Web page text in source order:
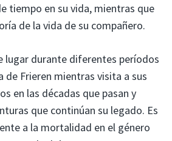
tiempo en su vida, mientras que
de la vida de su compañero.
lugar durante diferentes períodos
de Frieren mientras visita a sus
en las décadas que pasan y
que continúan su legado. Es
a la mortalidad en el género